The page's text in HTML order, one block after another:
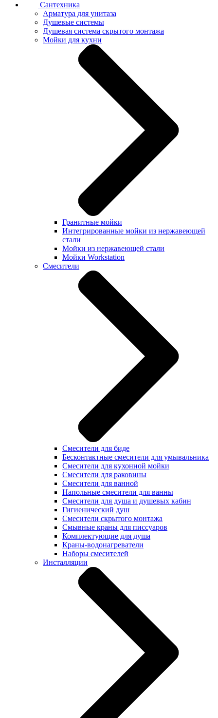
Сантехника
Арматура для унитаза
Душевые системы
Душевая система скрытого монтажа
Мойки для кухни
Гранитные мойки
Интегрированные мойки из нержавеющей
стали
Мойки из нержавеющей стали
Мойки Workstation
Смесители
Смесители для биде
Бесконтактные смесители для умывальника
Смесители для кухонной мойки
Смесители для раковины
Смесители для ванной
Напольные смесители для ванны
Смесители для душа и душевых кабин
Гигиенический душ
Смесители скрытого монтажа
Смывные краны для писсуаров
Комплектующие для душа
Краны-водонагреватели
Наборы смесителей
Инсталляции